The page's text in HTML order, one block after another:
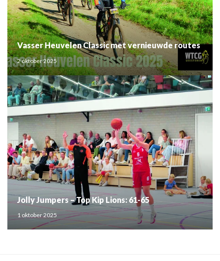
Vasser Heuvelen Classic met vernieuwde routes
2 oktober 2025
Jolly Jumpers – Top Kip Lions: 61-65
1 oktober 2025